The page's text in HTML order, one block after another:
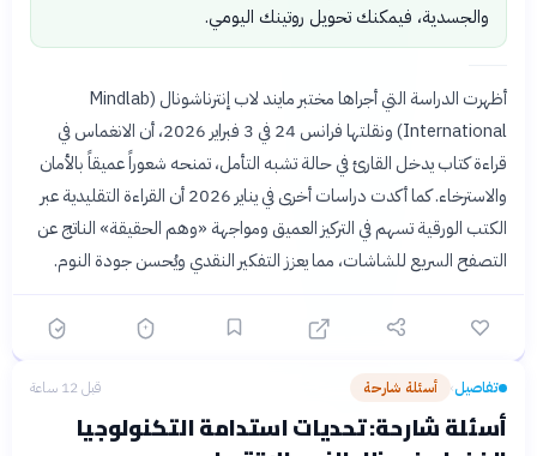
والجسدية، فيمكنك تحويل روتينك اليومي.
أظهرت الدراسة التي أجراها مختبر مايند لاب إنترناشونال (Mindlab
International) ونقلتها فرانس 24 في 3 فبراير 2026، أن الانغماس في
قراءة كتاب يدخل القارئ في حالة تشبه التأمل، تمنحه شعوراً عميقاً بالأمان
والاسترخاء. كما أكدت دراسات أخرى في يناير 2026 أن القراءة التقليدية عبر
الكتب الورقية تسهم في التركيز العميق ومواجهة «وهم الحقيقة» الناتج عن
التصفح السريع للشاشات، مما يعزز التفكير النقدي ويُحسن جودة النوم.
تفاصيل› أسئلة شارحة قبل 12 ساعة
أسئلة شارحة: تحديات استدامة التكنولوجيا